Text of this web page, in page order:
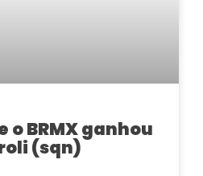
o BRMX ganhou
(sqn)